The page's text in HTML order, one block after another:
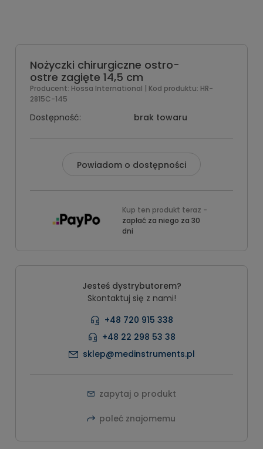
Nożyczki chirurgiczne ostro-
ostre zagięte 14,5 cm
Producent: Hossa International | Kod produktu: HR-
2815C-145
Dostępność: brak towaru
Powiadom o dostępności
Kup ten produkt teraz -
zapłać za niego za 30
dni
Jesteś dystrybutorem?
Skontaktuj się z nami!
+48 720 915 338
+48 22 298 53 38
sklep@medinstruments.pl
zapytaj o produkt
poleć znajomemu